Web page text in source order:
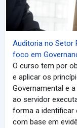
Auditoria no Setor
foco em
O curso tem por
e aplicar os
Governamental e
ao servidor
forma a identificar
com base em